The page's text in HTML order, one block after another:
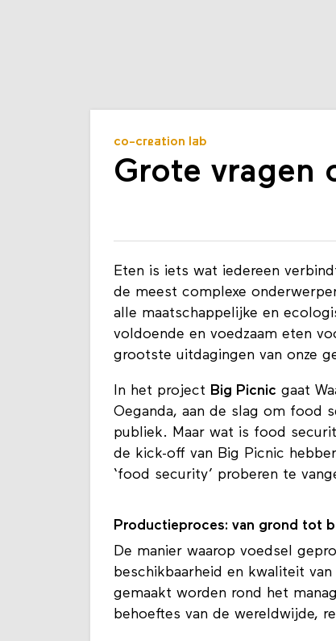
co-creation lab
Grote vragen
Eten is iets wat iedereen
de meest complexe
alle maatschappelijke en
voldoende en voedzaam eten
grootste uitdagingen van onze
In het project Big Picnic gaat
Oeganda, aan de slag om food
publiek. Maar wat is food
de kick-off van Big Picnic
‘food security’ proberen te
Productieproces: van grond tot
De manier waarop voedsel
beschikbaarheid en kwaliteit
gemaakt worden rond het
behoeftes van de wereldwijde,